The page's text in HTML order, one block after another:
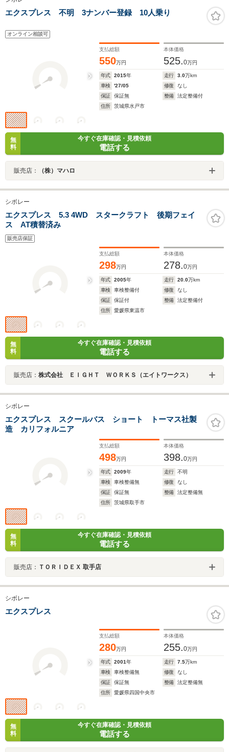
エクスプレス 不明 3ナンバー登録 10人乗り
オンライン相談可
支払総額
550万円
本体価格
525.0万円
年式 2015年 走行 3.0万km
車検
'27/05 修復
なし
保証
保証無 整備
法定整備付
住所
茨城県水戸市
無
料
今すぐ在庫確認・見積依頼
電話する
販売店： （株）マハロ
シボレー
エクスプレス 5.3 4WD スタークラフト 後期フェイ
ス AT積替済み
販売店保証
支払総額
298万円
本体価格
278.0万円
年式 2005年 走行 20.0万km
車検
車検整備付 修復
なし
保証
保証付 整備
法定整備付
住所
愛媛県東温市
無
料
今すぐ在庫確認・見積依頼
電話する
販売店： 株式会社 ＥＩＧＨＴ ＷＯＲＫＳ（エイトワークス）
シボレー
エクスプレス スクールバス ショート トーマス社製
造 カリフォルニア
支払総額
498万円
本体価格
398.0万円
年式 2009年 走行
不明
車検
車検整備無 修復
なし
保証
保証無 整備
法定整備無
住所
茨城県取手市
無
料
今すぐ在庫確認・見積依頼
電話する
販売店： ＴＯＲＩＤＥＸ 取手店
シボレー
エクスプレス
支払総額
280万円
本体価格
255.0万円
年式 2001年 走行 7.5万km
車検
車検整備無 修復
なし
保証
保証無 整備
法定整備無
住所
愛媛県四国中央市
無
料
今すぐ在庫確認・見積依頼
電話する